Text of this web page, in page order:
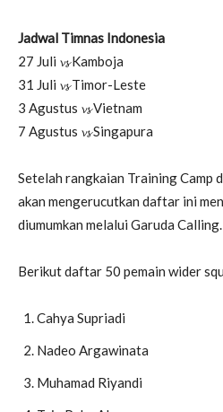
Jadwal Timnas Indonesia
27 Juli 𝓿𝓼 Kamboja
31 Juli 𝓿𝓼 Timor-Leste
3 Agustus 𝓿𝓼 Vietnam
7 Agustus 𝓿𝓼 Singapura
Setelah rangkaian Training Camp
akan mengerucutkan daftar ini
diumumkan melalui Garuda Calling.
Berikut daftar 50 pemain wider
Cahya Supriadi
Nadeo Argawinata
Muhamad Riyandi